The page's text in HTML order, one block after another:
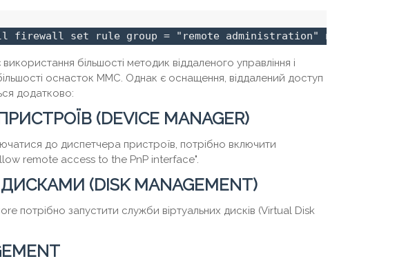
firewall set rule group = "remote administration" new enable =
більшості методик віддаленого управління і
оснасток MMC. Однак є оснащення, віддалений доступ
додатково:
(DEVICE MANAGER)
до диспетчера пристроїв, потрібно включити
remote access to the PnP interface".
(DISK MANAGEMENT)
потрібно запустити служби віртуальних дисків (Virtual Disk